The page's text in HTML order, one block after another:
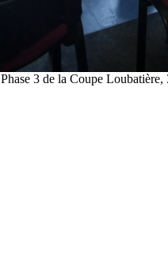
Phase 3 de la Coupe